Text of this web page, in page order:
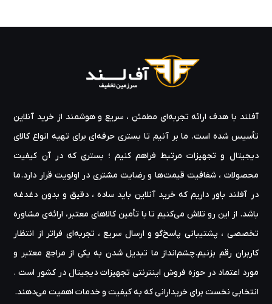
آفلند با هدف ارائه‌ تجربه‌ای مطمئن ، سریع و هوشمند از خرید آنلاین
تأسیس شده است. ما بر آنیم تا بستری حرفه‌ای برای تهیه‌ انواع کالای
دیجیتال و تجهیزات مرتبط فراهم کنیم ؛ بستری که در آن کیفیت
محصولات ، شفافیت قیمت‌ها و رضایت مشتری در اولویت قرار دارد.ما
در آفلند باور داریم که خرید آنلاین باید ساده ، دقیق و بدون دغدغه
باشد. از این رو تلاش می‌کنیم تا با تأمین کالاهای معتبر، ارائه‌ی مشاوره‌
تخصصی ، پشتیبانی پاسخ‌گو و ارسال سریع ، تجربه‌ای فراتر از انتظار
کاربران رقم بزنیم.چشم‌انداز ما تبدیل شدن به یکی از مراجع معتبر و
مورد اعتماد در حوزه‌ فروش اینترنتی تجهیزات دیجیتال در کشور است .
انتخابی نخست برای خریدارانی که به کیفیت و خدمات اهمیت می‌دهند.